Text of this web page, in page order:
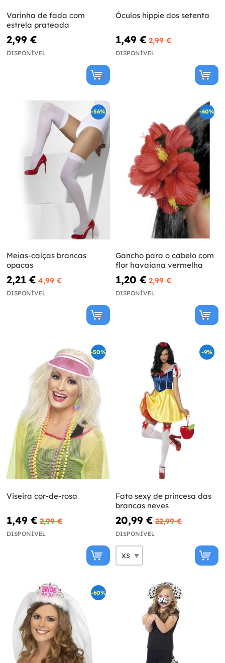
Varinha de fada com
estrela prateada
2,99 €
DISPONÍVEL
Óculos hippie dos setenta
1,49 € 2,99 €
DISPONÍVEL
-56%
Meias-calças brancas
opacas
2,21 € 4,99 €
DISPONÍVEL
-60%
Gancho para o cabelo com
flor havaiana vermelha
1,20 € 2,99 €
DISPONÍVEL
-50%
Viseira cor-de-rosa
1,49 € 2,99 €
DISPONÍVEL
-9%
Fato sexy de princesa das
brancas neves
20,99 € 22,99 €
DISPONÍVEL
-60%